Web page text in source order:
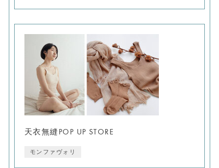
天衣無縫POP UP STORE
モンファヴォリ